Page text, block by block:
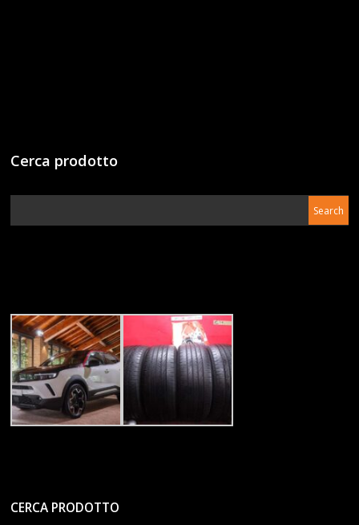
Cerca prodotto
CERCA PRODOTTO